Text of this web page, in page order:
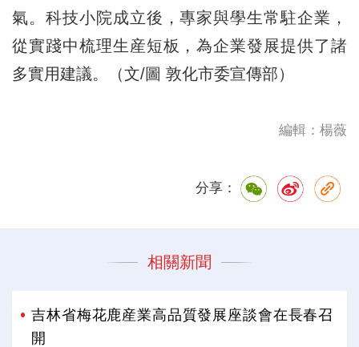
氣。科技小院成立後，專家與學生常駐企業，
從實踐中梳理生産短板，為企業發展提供了諸
多實用建議。（文/圖 敦化市委宣傳部）
編輯：楊薇
分享：
相關新聞
吉林省梅花鹿産業高品質發展座談會在長春召
開